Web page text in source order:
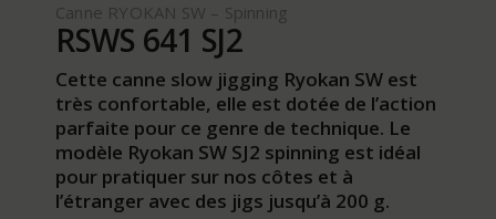
Canne RYOKAN SW – Spinning
RSWS 641 SJ2
Cette canne slow jigging Ryokan SW est
très confortable, elle est dotée de l’action
parfaite pour ce genre de technique. Le
modèle Ryokan SW SJ2 spinning est idéal
pour pratiquer sur nos côtes et à
l’étranger avec des jigs jusqu’à 200 g.